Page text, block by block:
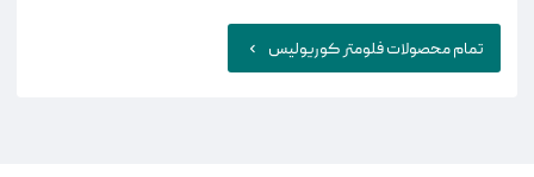
تمام محصولات فلومتر کوریولیس